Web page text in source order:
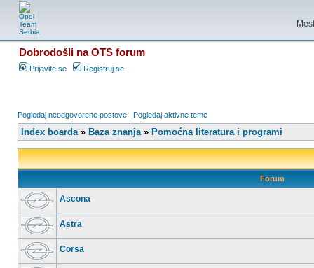
Dobrodošli na OTS forum
Prijavite se Registruj se
Pogledaj neodgovorene postove | Pogledaj aktivne teme
Index boarda» Baza znanja» Pomoćna literatura i programi
Forum
Ascona
Astra
Corsa